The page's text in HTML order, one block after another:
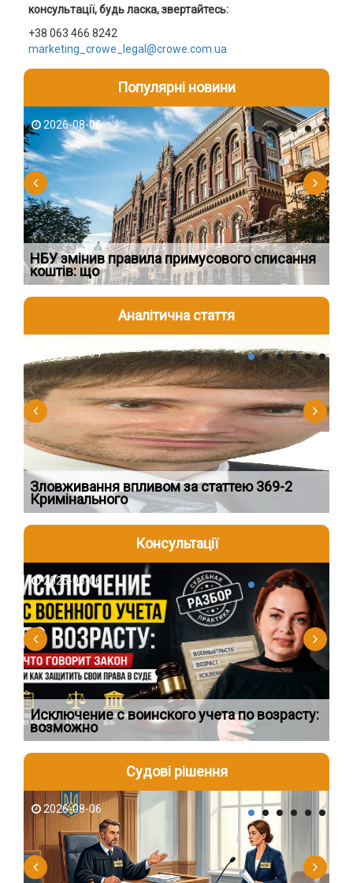
консультації, будь ласка, звертайтесь:
+38 063 466 8242
marketing_crowe_legal@crowe.com.ua
Популярні новини
2026-08-06
НБУ змінив правила примусового списання
коштів: що
Аналітична стаття
2026-08-04
Зловживання впливом за статтею 369-2
Кримінального
Консультації
2026-08-06
Исключение с воинского учета по возрасту:
возможно
Судові рішення
2026-08-06